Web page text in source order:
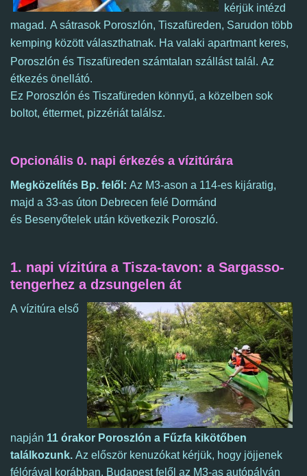
kérjük intézd
magad. A sátrasok Poroszlón, Tiszafüreden, Sarudon több
kemping között választhatnak. Ha valaki apartmant keres,
Poroszlón és Tiszafüreden számtalan szállást talál. Az
étkezés önellátó.
Ez Poroszlón és Tiszafüreden könnyű, a közelben sok
boltot, éttermet, pizzériát találsz.
Opcionális 0. napi érkezés a vízitúrára
Megközelítés Bp. felől: Az M3-ason a 114-es kijáratig,
majd a 33-as úton Debrecen felé Dormánd
és Besenyőtelek után következik Poroszló.
1. napi vízitúra a Tisza-tavon: a Sargasso-
tengerhez a dzsungelen át
A vízitúra első
napján 11 órakor Poroszlón a Fűzfa kikötőben
találkozunk. Az először kenuzókat kérjük, hogy jöjjenek
félórával korábban. Budapest felől az M3-as autópályán